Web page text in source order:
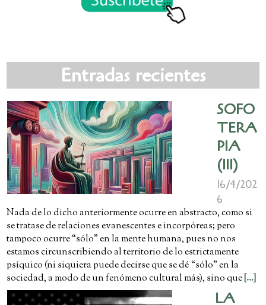
Entradas recientes
SOFO
TERA
PIA
(III)
16/4/202
6
Nada de lo dicho anteriormente ocurre en abstracto, como si
se tratase de relaciones evanescentes e incorpóreas; pero
tampoco ocurre “sólo” en la mente humana, pues no nos
estamos circunscribiendo al territorio de lo estrictamente
psíquico (ni siquiera puede decirse que se dé “sólo” en la
sociedad, a modo de un fenómeno cultural más), sino que [...]
LA